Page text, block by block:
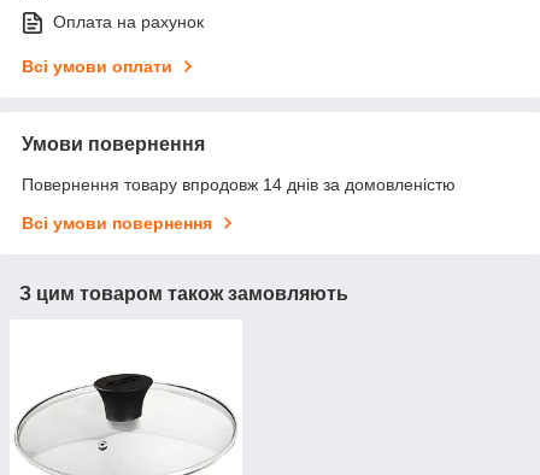
Оплата на рахунок
Всі умови оплати
Умови повернення
Повернення товару впродовж 14 днів за домовленістю
Всі умови повернення
З цим товаром також замовляють